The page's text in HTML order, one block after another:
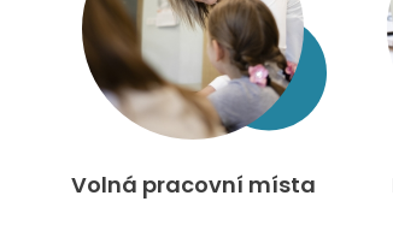
Volná pracovní místa